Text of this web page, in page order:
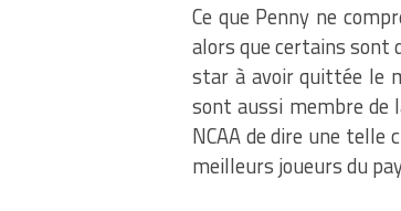
Ce que Penny ne
alors que certains sont
star à avoir quittée le
sont aussi membre de
NCAA de dire une telle
meilleurs joueurs du